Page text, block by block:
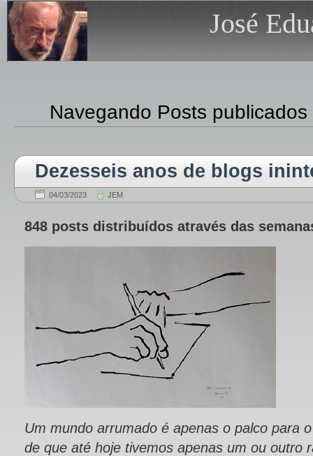
José
Navegando Posts
Dezesseis anos de blogs
04/03/2023 JEM
848 posts distribuídos através das
Um mundo arrumado é apenas o palco para
de que até hoje tivemos apenas um ou outro